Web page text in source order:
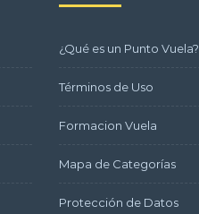
¿Qué es un Punto Vuela?
Términos de Uso
Formacion Vuela
Mapa de Categorías
Protección de Datos